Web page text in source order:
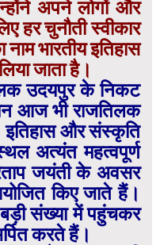
अपने लोगों और
हर चुनौती स्वीकार
भारतीय इतिहास
जाता है।
उदयपुर के निकट
आज भी राजतिलक
और संस्कृति
अत्यंत महत्वपूर्ण
जयंती के अवसर
किए जाते हैं।
बड़ी संख्या में पहुंचकर
करते हैं।